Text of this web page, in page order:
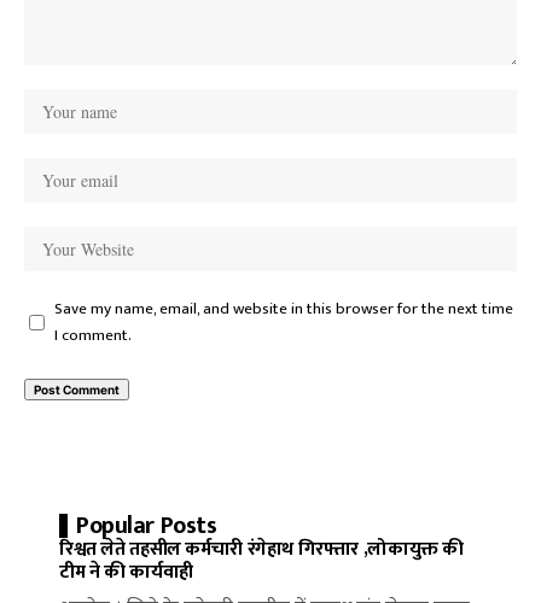
Save my name, email, and website in this browser for the next time
I comment.
Popular Posts
रिश्वत लेते तहसील कर्मचारी रंगेहाथ गिरफ्तार ,लोकायुक्त की
टीम ने की कार्यवाही